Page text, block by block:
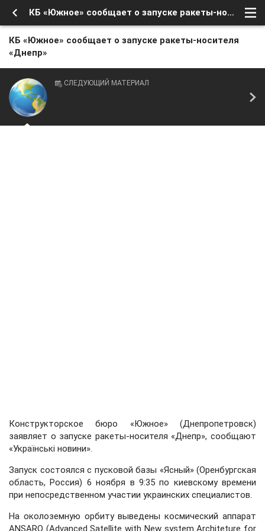
КБ «Южное» сообщает о запуске ракеты-носителя «Днепр»
КБ «Южное» сообщает о запуске ракеты-носителя
«Днепр»
СЛЕДУЮЩИЙ МАТЕРИАЛ
Конструкторское бюро «Южное» (Днепропетровск)
заявляет о запуске ракеты-носителя «Днепр», сообщают
«Українські новини».
Запуск состоялся с пусковой базы «Ясный» (Оренбургская
область, Россия) 6 ноября в 9:35 по киевскому времени
при непосредственном участии украинских специалистов.
На околоземную орбиту выведены космический аппарат
ANSARO (Advanced Satellite with New system Architeture for